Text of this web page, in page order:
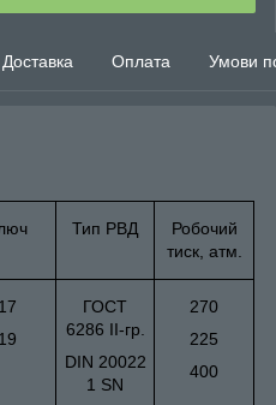
Доставка Оплата Умови
Тип РВД
Робочий
тиск, атм.
17
19
ГОСТ
6286 II-гр.
DIN 20022
1 SN
270
225
400